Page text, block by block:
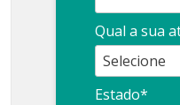
PCMSO: O que é?
Qual a sua
Estado*